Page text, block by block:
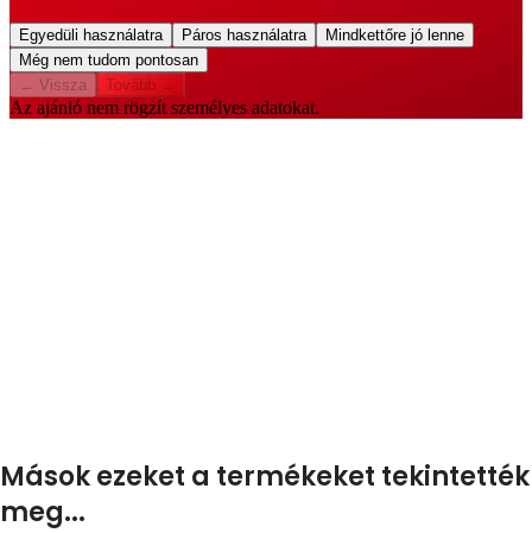
Mások ezeket a termékeket tekintették
meg...